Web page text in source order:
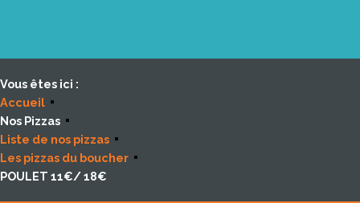
Vous êtes ici :
Accueil
Nos Pizzas
Liste de nos pizzas
Les pizzas du boucher
POULET 11€/ 18€